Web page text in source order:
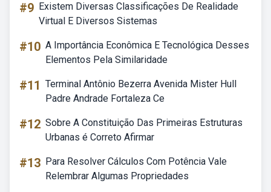
#9 Existem Diversas Classificações De Realidade
Virtual E Diversos Sistemas
#10 A Importância Econômica E Tecnológica Desses
Elementos Pela Similaridade
#11 Terminal Antônio Bezerra Avenida Mister Hull
Padre Andrade Fortaleza Ce
#12 Sobre A Constituição Das Primeiras Estruturas
Urbanas é Correto Afirmar
#13 Para Resolver Cálculos Com Potência Vale
Relembrar Algumas Propriedades